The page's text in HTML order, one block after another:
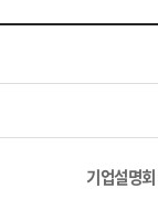
기업설명